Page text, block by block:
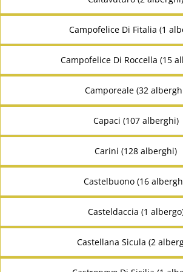
Campofelice Di Fitalia (1
Campofelice Di Roccella (15
Camporeale (32
Capaci (107 alberghi)
Carini (128 alberghi)
Castelbuono (16
Casteldaccia (1
Castellana Sicula (2